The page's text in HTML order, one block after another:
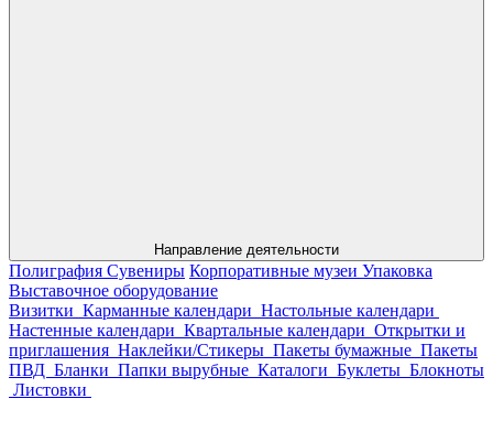
Направление деятельности
Полиграфия Сувениры Корпоративные музеи Упаковка
Выставочное оборудование
Визитки Карманные календари Настольные календари
Настенные календари Квартальные календари Открытки и
приглашения Наклейки/Стикеры Пакеты бумажные Пакеты
ПВД Бланки Папки вырубные Каталоги Буклеты Блокноты
Листовки